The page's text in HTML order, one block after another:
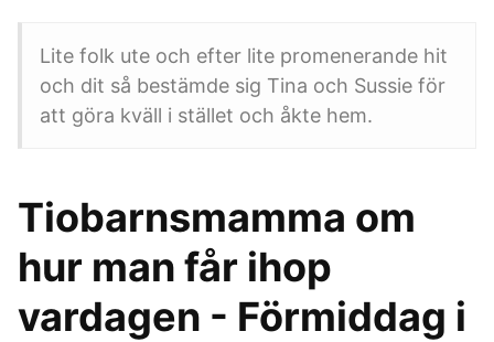
Lite folk ute och efter lite promenerande hit
och dit så bestämde sig Tina och Sussie för
att göra kväll i stället och åkte hem.
Tiobarnsmamma om
hur man får ihop
vardagen - Förmiddag i